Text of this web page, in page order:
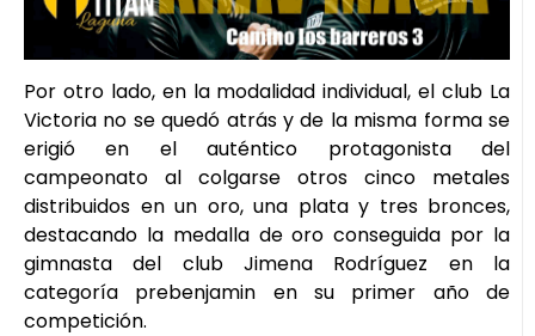
Por otro lado, en la modalidad individual, el club La
Victoria no se quedó atrás y de la misma forma se
erigió en el auténtico protagonista del
campeonato al colgarse otros cinco metales
distribuidos en un oro, una plata y tres bronces,
destacando la medalla de oro conseguida por la
gimnasta del club Jimena Rodríguez en la
categoría prebenjamin en su primer año de
competición.